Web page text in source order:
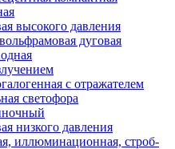
высокого давления
дуговая
с отражателем
светофора
низкого давления
иллюминационная, строб-